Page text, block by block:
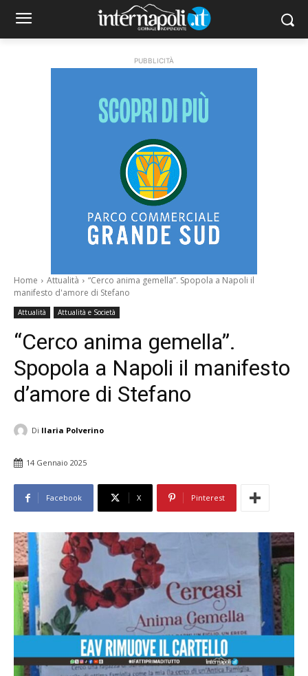
PUBBLICITÀ
Home Attualità
“Cerco anima gemella”. Spopola a Napoli il
manifesto d'amore di Stefano
Attualità Attualità e Società
“Cerco anima gemella”.
Spopola a Napoli il manifesto
d’amore di Stefano
Di Ilaria Polverino
14 Gennaio 2025
Facebook X Pinterest